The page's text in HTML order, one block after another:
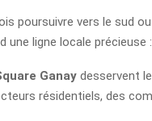
poursuivre vers le sud
ligne locale
Ganay desservent
résidentiels, des